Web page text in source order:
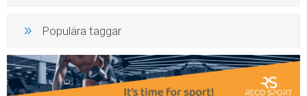
Populära taggar